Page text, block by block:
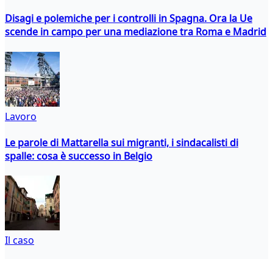
Disagi e polemiche per i controlli in Spagna. Ora la Ue
scende in campo per una mediazione tra Roma e Madrid
Lavoro
Le parole di Mattarella sui migranti, i sindacalisti di
spalle: cosa è successo in Belgio
Il caso